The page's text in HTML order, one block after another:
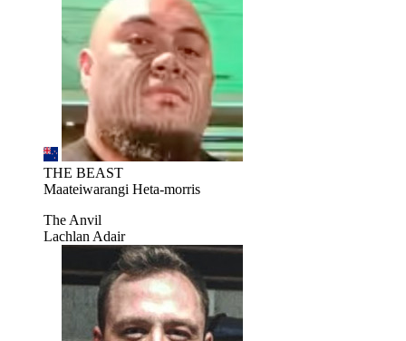
THE BEAST
Maateiwarangi Heta-morris
The Anvil
Lachlan Adair